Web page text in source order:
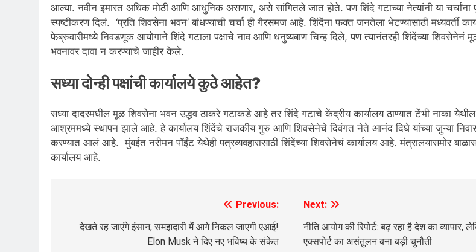
आल्या. नवीन इमारत अधिक मोठी आणि आधुनिक असणार, असे सांगितले जात होते. पण शिंदे गटाच्या नेत्यांनी या चर्चांना
स्पष्टीकरण दिलं. ‘प्रति शिवसेना भवन’ बांधण्याची चर्चा ही गैरसमज आहे. शिंदेंना फक्त जनतेला भेटण्यासाठी मध्यवर्ती
फेब्रुवारीमध्ये निवडणूक आयोगाने शिंदे गटाला पक्षाचे नाव आणि धनुष्यबाण चिन्ह दिले, पण त्यानंतरही शिंदेंच्या शिवसेनेनं
भवनावर दावा न करण्याचे जाहीर केले.
सध्या दोन्ही पक्षांची कार्यालये कुठे आहेत?
सध्या दादरमधील मूळ शिवसेना भवन उद्धव ठाकरे गटाकडे आहे तर शिंदे गटाचे केंद्रीय कार्यालय ठाण्यात टेंभी नाका
आश्रममध्ये स्थापन झाले आहे. हे कार्यालय शिंदेंचे राजकीय गुरु आणि शिवसेनेचे दिवंगत नेते आनंद दिघे यांच्या जुन्या
करण्यात आलं आहे. मुंबईत नरीमन पॉईंट येथेही पत्रव्यवहारासाठी शिंदेंच्या शिवसेनेचं कार्यालय आहे. मंत्रालयासमोर
कार्यालय आहे.
navigation
Previous:
देखते रह जाएंगे इंसान, समझदारी में आगे निकल जाएगी एआई!
Elon Musk ने दिए नए भविष्य के संकेत
Next:
नीति आयोग की रिपोर्ट: बढ़ रहा है देश का व्यापार,
एक्सपोर्ट का असंतुलन बना बड़ी चुनौती